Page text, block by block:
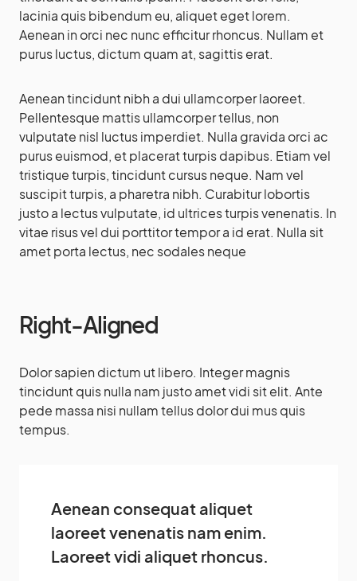
lacinia quis bibendum eu, aliquet eget lorem.
Aenean in orci nec nunc efficitur rhoncus. Nullam et
purus luctus, dictum quam at, sagittis erat.
Aenean tincidunt nibh a dui ullamcorper laoreet.
Pellentesque mattis ullamcorper tellus, non
vulputate nisl luctus imperdiet. Nulla gravida orci ac
purus euismod, et placerat turpis dapibus. Etiam vel
tristique turpis, tincidunt cursus neque. Nam vel
suscipit turpis, a pharetra nibh. Curabitur lobortis
justo a lectus vulputate, id ultrices turpis venenatis. In
vitae risus vel dui porttitor tempor a id erat. Nulla sit
amet porta lectus, nec sodales neque
Right-Aligned
Dolor sapien dictum ut libero. Integer magnis
tincidunt quis nulla nam justo amet vidi sit elit. Ante
pede massa nisi nullam tellus dolor dui mus quis
tempus.
Aenean consequat aliquet
laoreet venenatis nam enim.
Laoreet vidi aliquet rhoncus.